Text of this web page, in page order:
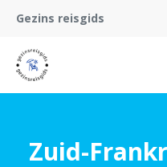
Gezins reisgids
Zuid-